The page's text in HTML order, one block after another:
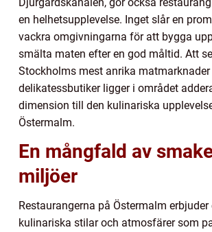
en helhetsupplevelse. Inget slår en
vackra omgivningarna för att bygga
smälta maten efter en god måltid. Att
Stockholms mest anrika matmarknader
delikatessbutiker ligger i området
dimension till den kulinariska
Östermalm.
En mångfald av
miljöer
Restaurangerna på Östermalm
kulinariska stilar och atmosfärer som